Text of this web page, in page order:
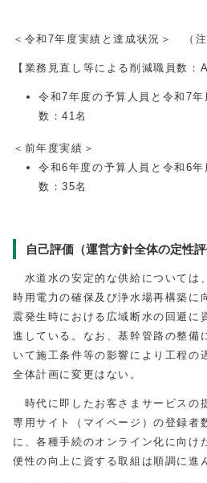
＜令和7年度実績と達成状況＞ （
【業務見直し等による削減職員数：A
令和7年度の予算人員と令和7
数：41名
＜前年度実績＞
令和6年度の予算人員と令和6
数：35名
自己評価（運営方針全体の定性評
水道水の安定的な供給については
時用電力の確保及び浄水場再構築に
震発生時における広域断水の回避に
進している。なお、基幹管路の整備
いて施工条件等の影響により工程の
全体計画に変更はない。
時代に即したお客さまサービスの
専用サイト（マイページ）の登録者
に、各種手続のオンライン化に向け
便性の向上に資する取組は順調に進